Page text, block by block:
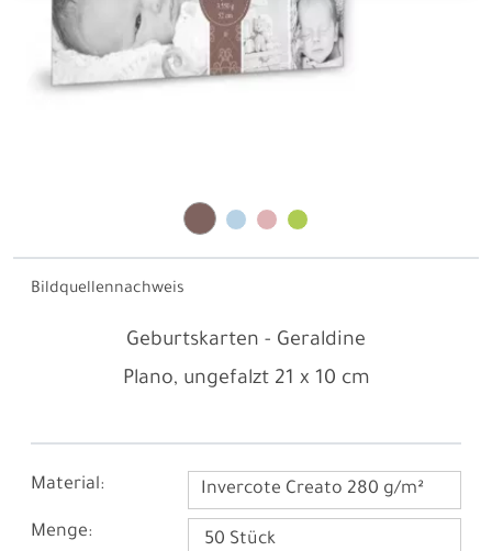
Bildquellennachweis
Geburtskarten - Geraldine
Plano, ungefalzt 21 x 10 cm
Material: Invercote Creato 280 g/m²
Menge: